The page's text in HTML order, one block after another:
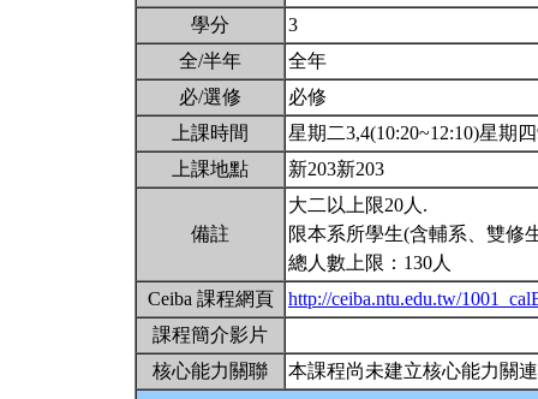
學分
3
全/半年
全年
必/選修
必修
上課時間
星期二3,4(10:20~12:10)星期
上課地點
新203新203
備註
大二以上限20人.
限本系所學生(含輔系、雙修
總人數上限：130人
Ceiba 課程網頁
http://ceiba.ntu.edu.tw/
課程簡介影片
核心能力關聯
本課程尚未建立核心能力關連